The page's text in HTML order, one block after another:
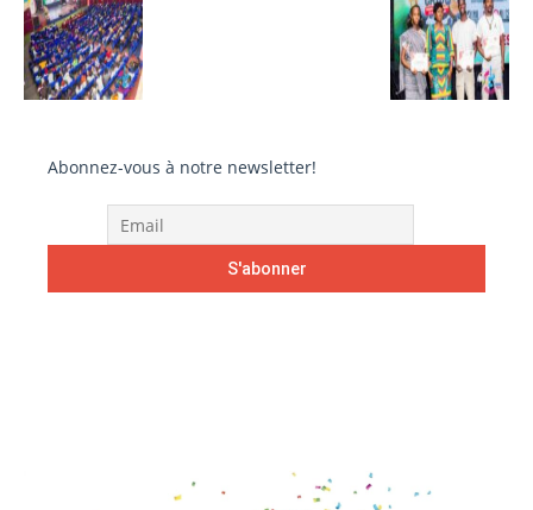
Abonnez-vous à notre newsletter!